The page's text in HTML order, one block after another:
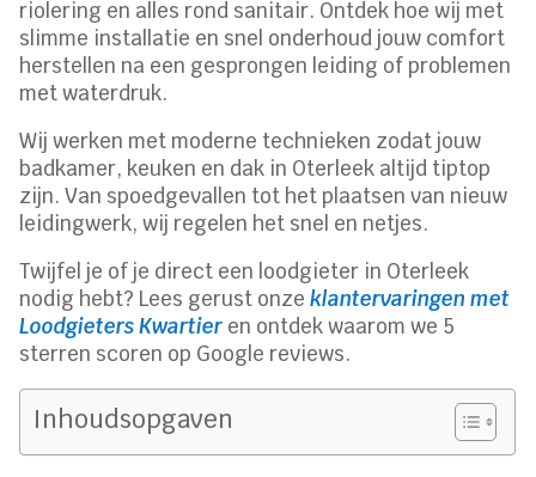
riolering en alles rond sanitair. Ontdek hoe wij met
slimme installatie en snel onderhoud jouw comfort
herstellen na een gesprongen leiding of problemen
met waterdruk.
Wij werken met moderne technieken zodat jouw
badkamer, keuken en dak in Oterleek altijd tiptop
zijn. Van spoedgevallen tot het plaatsen van nieuw
leidingwerk, wij regelen het snel en netjes.
Twijfel je of je direct een loodgieter in Oterleek
nodig hebt? Lees gerust onzeklantervaringen met
Loodgieters Kwartier en ontdek waarom we 5
sterren scoren op Google reviews.
Inhoudsopgaven